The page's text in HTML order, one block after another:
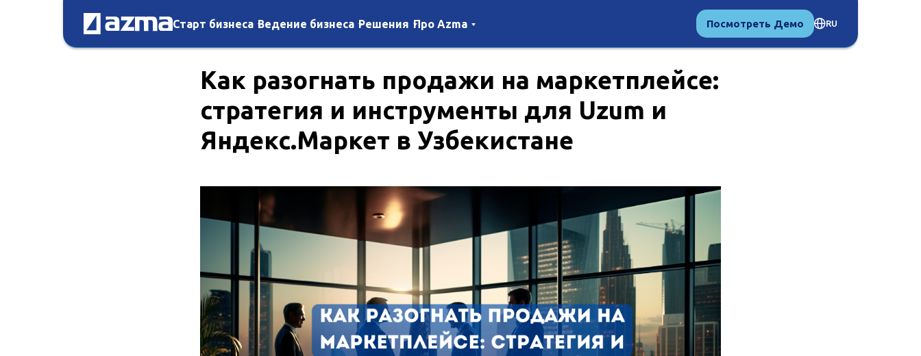
Старт бизнеса Ведение бизнеса Решения Про Azma Посмотреть Демо RU
Как разогнать продажи на маркетплейсе:
стратегия и инструменты для Uzum и
Яндекс.Маркет в Узбекистане